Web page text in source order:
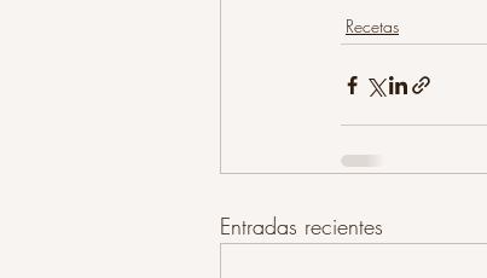
Recetas
Entradas recientes